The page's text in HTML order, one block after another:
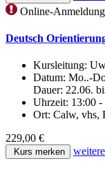
Online-
Deutsch
Kursleitung:
Datum: Mo..-
Dauer: 22.06.
Uhrzeit: 13:00
Ort: Calw, vhs,
229,00 €
Kurs merken